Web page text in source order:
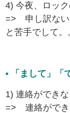
4) 今夜、ロッ
=> 申し訳ない
と苦手でして。
• 「まして」「
1) 連絡ができ
=> 連絡ができ